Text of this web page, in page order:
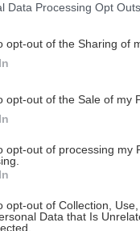
Data Processing Opt Outs
opt-out of the Sharing of
opt-out of the Sale of my
opt-out of processing my
opt-out of Collection,
Data that Is